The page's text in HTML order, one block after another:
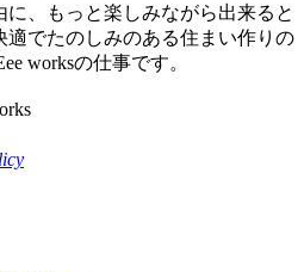
、もっと楽しみながら出来ると
でたのしみのある住まい作りの
worksの仕事です。